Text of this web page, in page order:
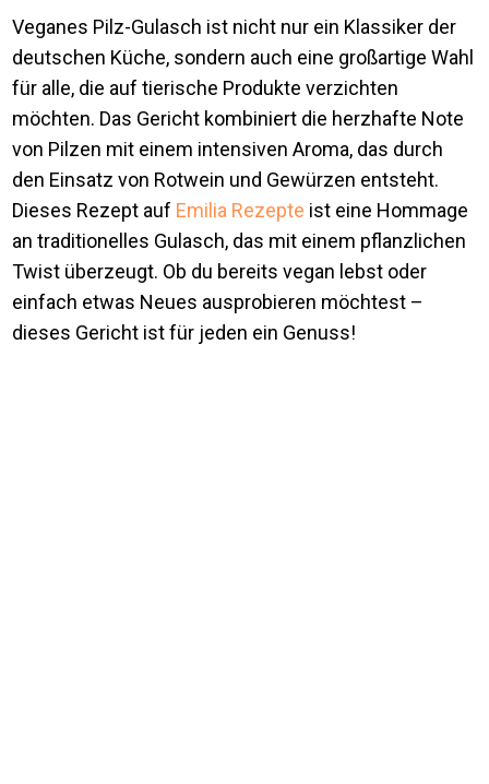
Veganes Pilz-Gulasch ist nicht nur ein Klassiker der
deutschen Küche, sondern auch eine großartige Wahl
für alle, die auf tierische Produkte verzichten
möchten. Das Gericht kombiniert die herzhafte Note
von Pilzen mit einem intensiven Aroma, das durch
den Einsatz von Rotwein und Gewürzen entsteht.
Dieses Rezept auf Emilia Rezepte ist eine Hommage
an traditionelles Gulasch, das mit einem pflanzlichen
Twist überzeugt. Ob du bereits vegan lebst oder
einfach etwas Neues ausprobieren möchtest –
dieses Gericht ist für jeden ein Genuss!